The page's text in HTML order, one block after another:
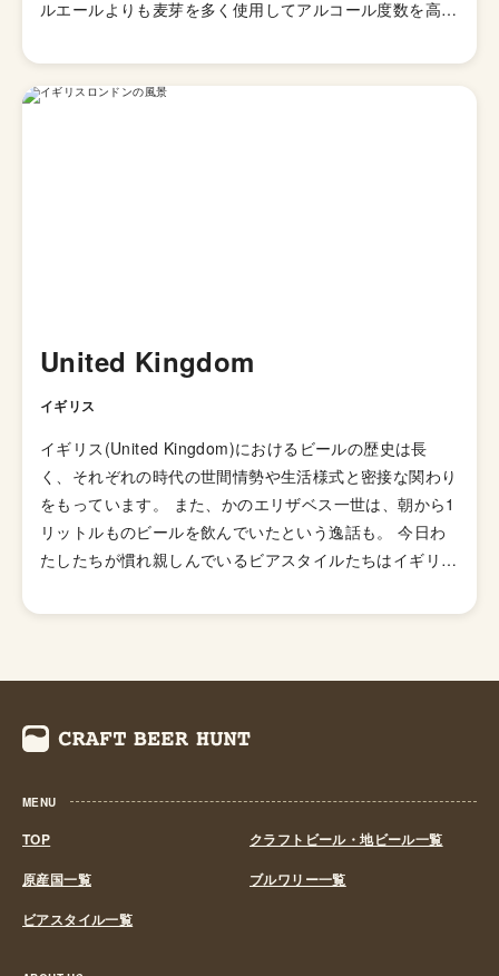
ルエールよりも麦芽を多く使用してアルコール度数を高め
れました。そして、1829年に「IPA（インディアンペール
エール）」の呼び名で広告が掲載されて以来、ホップの比
素を加えて頭部を取り除きドライで爽やかな飲み口を実現
した「ブリュットIPA」、ホップが強烈でアルコール度数
味の少ないホップを使い、ジューシーな柑橘系とフローラ
ルのフレーバーが特徴の「ニューイングランドIPA（ヘイ
ジーIPA・ジューシーIPA）」など様々なIPAのスタイルが
存在します。
United Kingdom
イギリス
イギリス(United Kingdom)におけるビールの歴史は長
く、それぞれの時代の世間情勢や生活様式と密接な関わり
をもっています。 また、かのエリザベス一世は、朝から1
リットルものビールを飲んでいたという逸話も。 今日わ
たしたちが慣れ親しんでいるビアスタイルたちはイギリス
ル、ビール、ペールエール、ブラウンエール、ポーター、
が始まりだそうです。 次第に人口が増えていくと、蜂蜜
をミードではなく調味料として使う割合が増えていき、ミ
必需品となっていきます。 各家庭でエール醸造は家事の
ひとつとして数えられ、エールづくりの上手い魅力的な女
スを開き「エールワイフ」と呼ばれたそうです。 現在で
はビールの主原料とされているホップがイギリスの醸造シ
MENU
TOP
クラフトビール・地ビール一覧
原産国一覧
ブルワリー一覧
ビアスタイル一覧